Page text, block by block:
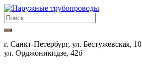
г. Санкт-Петербург, ул. Бестужевская, 10
ул. Орджоникидзе, 42б